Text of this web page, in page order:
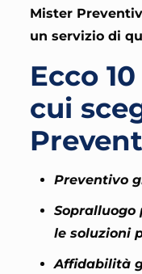
Mister
un servizio di
Ecco
cui
Preventivo
Sopralluogo
le soluzioni
Affidabilità